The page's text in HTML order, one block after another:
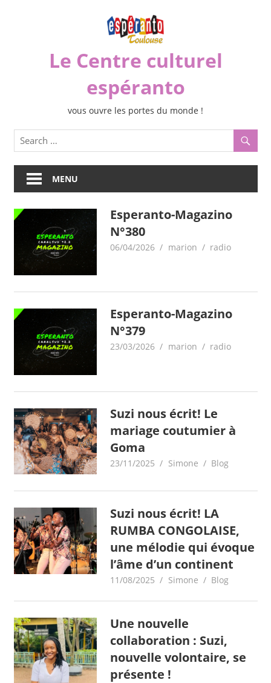
Le Centre culturel
espéranto
vous ouvre les portes du monde !
MENU
Esperanto-Magazino
N°380
06/04/2026 marion radio
Esperanto-Magazino
N°379
23/03/2026 marion radio
Suzi nous écrit! Le
mariage coutumier à
Goma
23/11/2025 Simone Blog
Suzi nous écrit! LA
RUMBA CONGOLAISE,
une mélodie qui évoque
l’âme d’un continent
11/08/2025 Simone Blog
Une nouvelle
collaboration : Suzi,
nouvelle volontaire, se
présente !